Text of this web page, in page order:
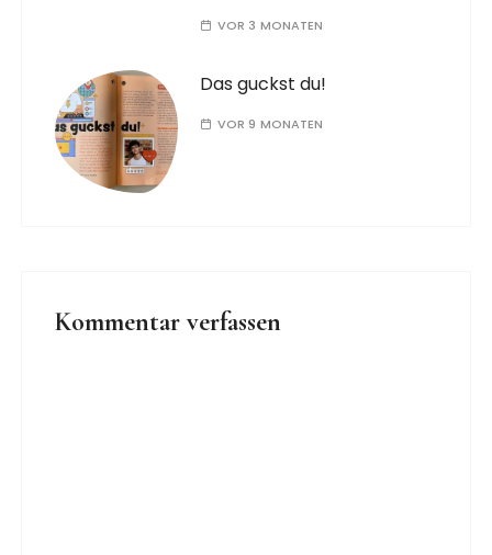
VOR 3 MONATEN
Das guckst du!
VOR 9 MONATEN
Kommentar verfassen